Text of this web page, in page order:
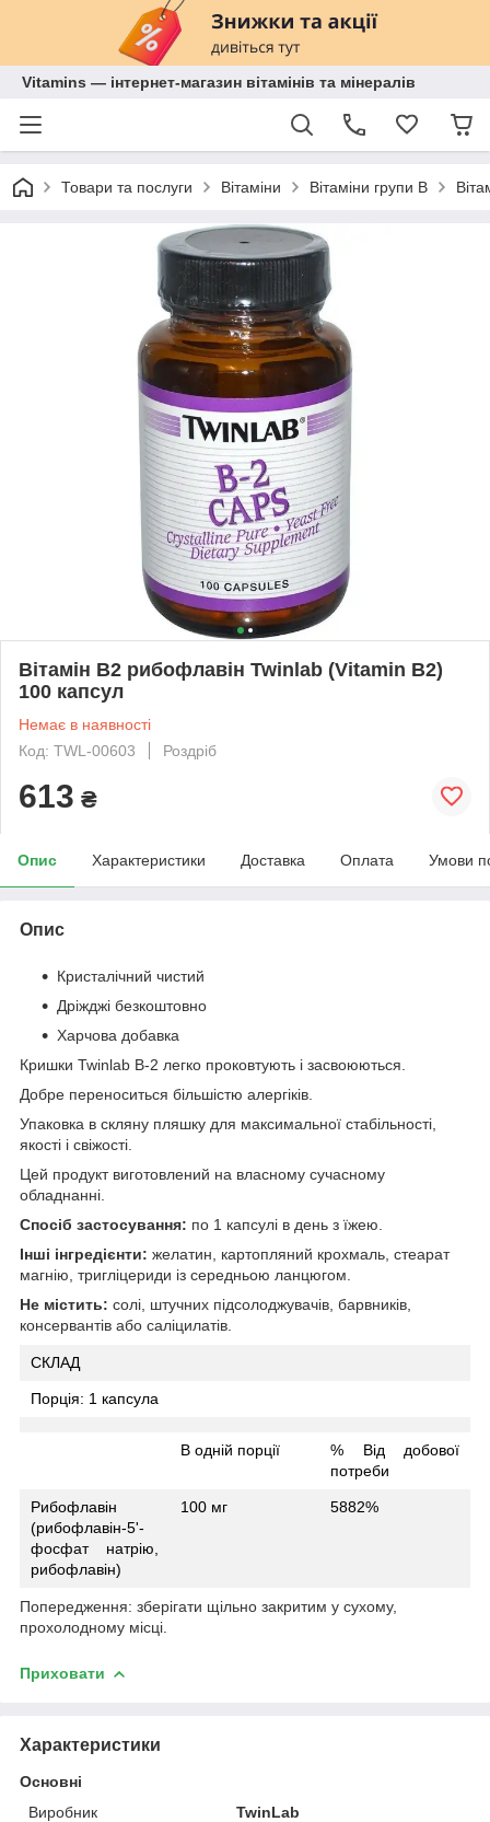
Vitamins — інтернет-магазин вітамінів та мінералів
Товари та послуги Вітаміни Вітаміни групи B
Вітамін В2 рибофлавін Twinlab (Vitamin B2)
100 капсул
Немає в наявності
Код: TWL-00603
Роздріб
613 ₴
Опис Характеристики Доставка Оплата Умови
Опис
Кристалічний чистий
Дріжджі безкоштовно
Харчова добавка
Кришки Twinlab B-2 легко проковтують і засвоюються.
Добре переноситься більшістю алергіків.
Упаковка в скляну пляшку для максимальної стабільності,
якості і свіжості.
Цей продукт виготовлений на власному сучасному
обладнанні.
Спосіб застосування: по 1 капсулі в день з їжею.
Інші інгредієнти: желатин, картопляний крохмаль, стеарат
магнію, тригліцериди із середньою ланцюгом.
Не містить: солі, штучних підсолоджувачів, барвників,
консервантів або саліцилатів.
СКЛАД
Порція: 1 капсула
В одній порції
% Від добової
потреби
Рибофлавін
(рибофлавін-5'-
фосфат натрію,
рибофлавін)
100 мг 5882%
Попередження: зберігати щільно закритим у сухому,
прохолодному місці.
Приховати
Характеристики
Основні
Виробник
TwinLab